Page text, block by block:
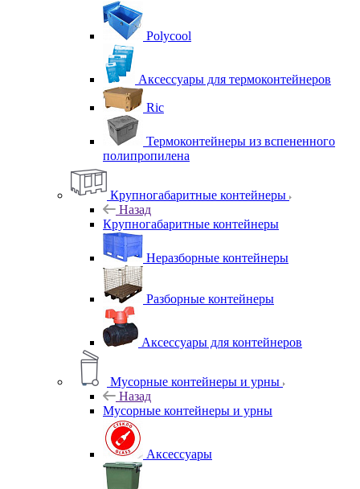
Polycool
Аксессуары для термоконтейнеров
Ric
Термоконтейнеры из вспененного
полипропилена
Крупногабаритные контейнеры
Назад
Крупногабаритные контейнеры
Неразборные контейнеры
Разборные контейнеры
Аксессуары для контейнеров
Мусорные контейнеры и урны
Назад
Мусорные контейнеры и урны
Аксессуары